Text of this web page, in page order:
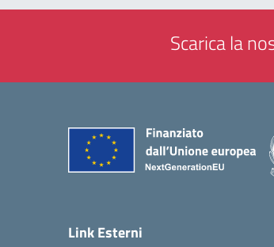
Scarica la
Link Esterni